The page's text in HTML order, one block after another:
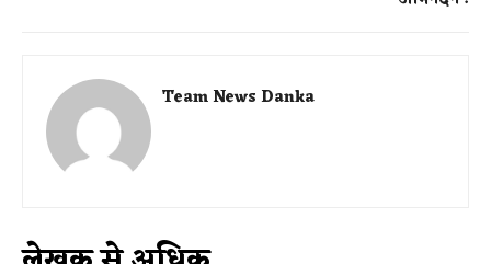
Team News Danka